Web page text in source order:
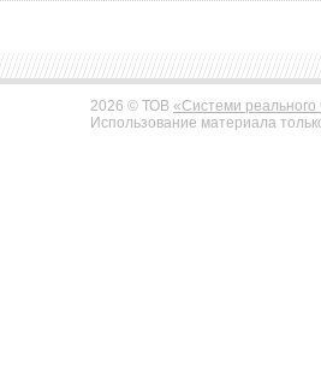
2026 © ТОВ «Системи реального
Использование материала